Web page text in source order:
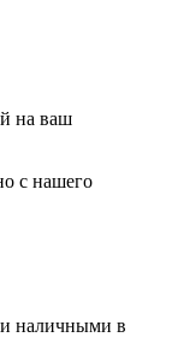
на ваш
с нашего
наличными в